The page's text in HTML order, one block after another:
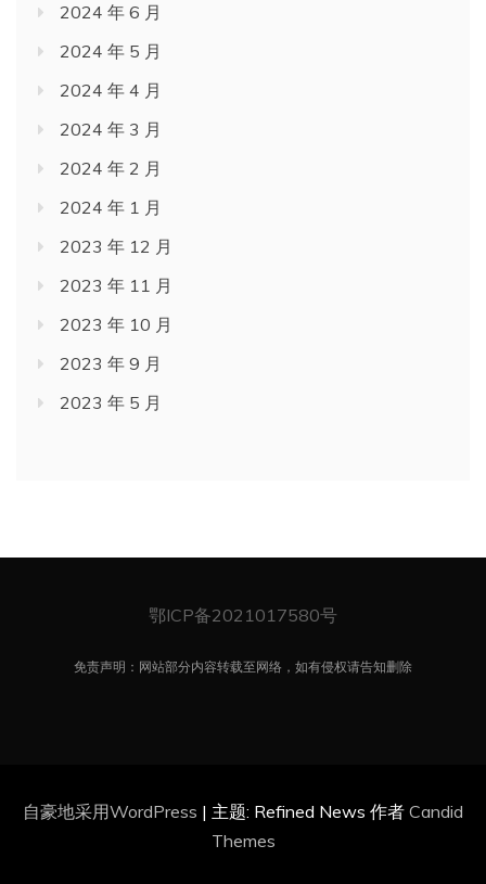
2024 年 6 月
2024 年 5 月
2024 年 4 月
2024 年 3 月
2024 年 2 月
2024 年 1 月
2023 年 12 月
2023 年 11 月
2023 年 10 月
2023 年 9 月
2023 年 5 月
鄂ICP备2021017580号
免责声明：网站部分内容转载至网络，如有侵权请告知删除
自豪地采用WordPress | 主题: Refined News 作者 Candid
Themes